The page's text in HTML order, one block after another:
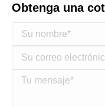
Obtenga una